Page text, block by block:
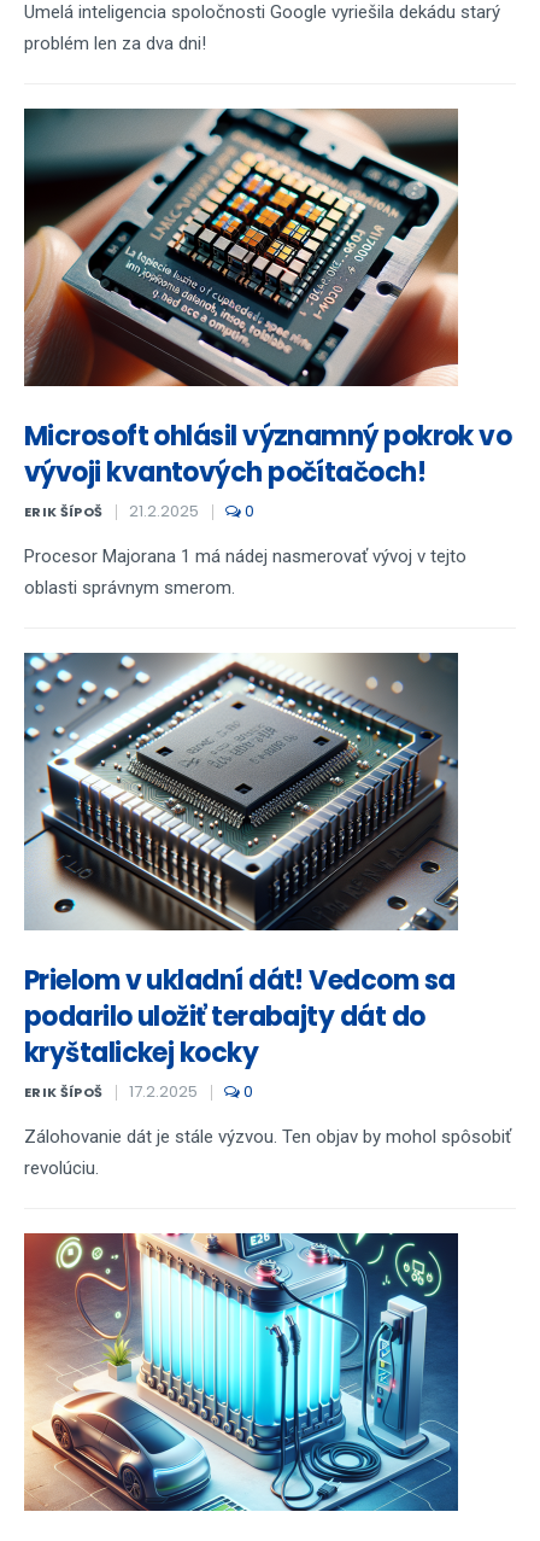
Umelá inteligencia spoločnosti Google vyriešila dekádu starý
problém len za dva dni!
Microsoft ohlásil významný pokrok vo
vývoji kvantových počítačoch!
ERIK ŠÍPOŠ 21.2.2025 0
Procesor Majorana 1 má nádej nasmerovať vývoj v tejto
oblasti správnym smerom.
Prielom v ukladní dát! Vedcom sa
podarilo uložiť terabajty dát do
kryštalickej kocky
ERIK ŠÍPOŠ 17.2.2025 0
Zálohovanie dát je stále výzvou. Ten objav by mohol spôsobiť
revolúciu.